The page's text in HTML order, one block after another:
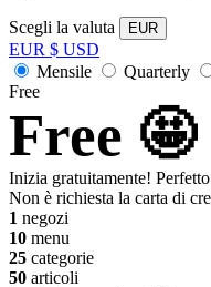
Scegli la valuta EUR
EUR $ USD
Mensile
Quarterly
Free
Free 🤩
Inizia gratuitamente!
Non è richiesta la carta di
1 negozi
10 menu
25 categorie
50 articoli